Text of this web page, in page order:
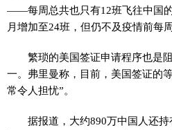
——每周总共也只有12班飞往中国
月增加至24班，但仍不及疫情前每
繁琐的美国签证申请程序也是
一。弗里曼称，目前，美国签证的
常令人担忧”。
据报道，大约890万中国人还